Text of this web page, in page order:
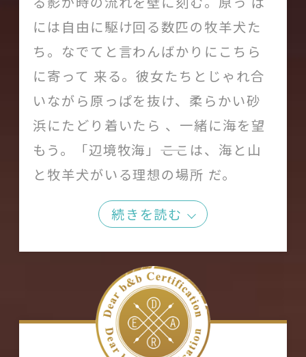
には自由に駆け回る数匹の牧羊犬た
ち。なでてと言わんばかりにこちら
に寄って 来る。彼女たちとじゃれ合
いながら原っぱを抜け、柔らかい砂
浜にたどり着いたら 、一緒に海を望
もう。「辺境牧海」――ここは、海と山
と牧羊犬がいる理想の場所 だ。
続きを読む